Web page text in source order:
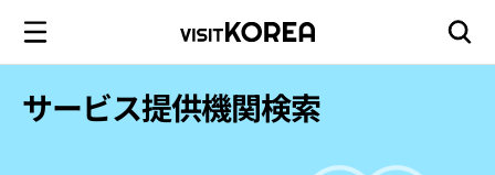
サービス提供機関検索